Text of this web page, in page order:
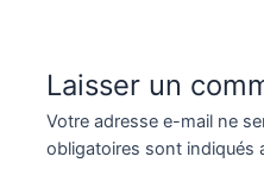
Laisser un
Votre adresse e-mail ne
obligatoires sont indiqués